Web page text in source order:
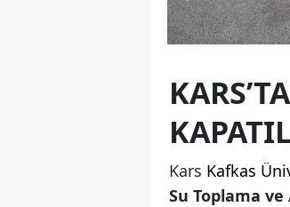
Kars Kafkas
Su Toplama ve